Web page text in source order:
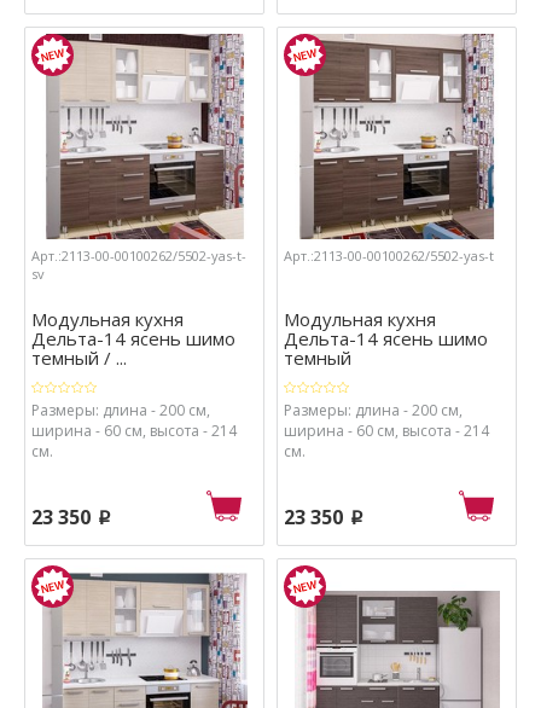
Арт.:2113-00-00100262/5502-yas-t-
sv
Модульная кухня
Дельта-14 ясень шимо
темный / ...
Размеры: длина - 200 см,
ширина - 60 см, высота - 214
см.
23 350 p
Арт.:2113-00-00100262/5502-yas-t
Модульная кухня
Дельта-14 ясень шимо
темный
Размеры: длина - 200 см,
ширина - 60 см, высота - 214
см.
23 350 p